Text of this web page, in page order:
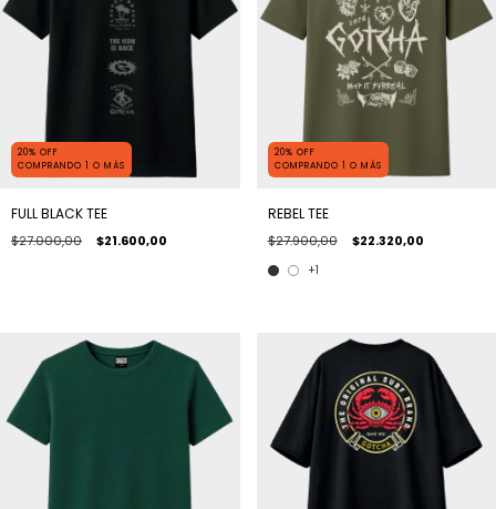
20% OFF
COMPRANDO 1 O MÁS
FULL BLACK TEE
$27.000,00 $21.600,00
20% OFF
COMPRANDO 1 O MÁS
REBEL TEE
$27.900,00 $22.320,00
+1